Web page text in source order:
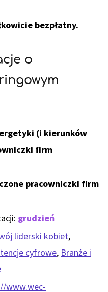
bezpłatny.
o
(i kierunków
firm
pracowniczki firm
grudzień
liderski kobiet,
cyfrowe, Branże i
www.wec-